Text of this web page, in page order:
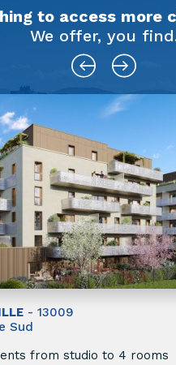
to access more
We offer, you
- 13009
Sud
from studio to 4 rooms